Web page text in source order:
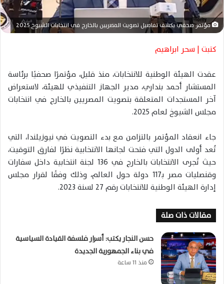
ت
ر
ا
مؤتمر صحفي يكشف تفاصيل تصويت المصريين بالخارج في انتخابات الشيوخ 2025
كتبت | سحر ابراهيم
عقدت الهيئة الوطنية للانتخابات، منذ قليل، مؤتمرًا صحفيًا برئاسة
المستشار أحمد بنداري، مدير الجهاز التنفيذي للهيئة، لاستعراض
آخر المستجدات المتعلقة بتصويت المصريين بالخارج في انتخابات
مجلس الشيوخ لعام 2025.
جاء انعقاد المؤتمر بالتزامن مع بدء التصويت في نيوزيلندا، التي
تُعد أولى الدول التي فتحت لجانها الانتخابية نظرًا لفارق التوقيت،
حيث تُجرى الانتخابات بالخارج في 136 لجنة انتخابية داخل سفارات
وقنصليات مصر بـ117 دولة حول العالم، وذلك وفقًا لقرار مجلس
إدارة الهيئة الوطنية للانتخابات رقم 27 لسنة 2023.
مقالات ذات صلة
حسن النجار يكتب: أسرار فلسفة القيادة السياسية
في بناء الجمهورية الجديدة
منذ 11 ساعة